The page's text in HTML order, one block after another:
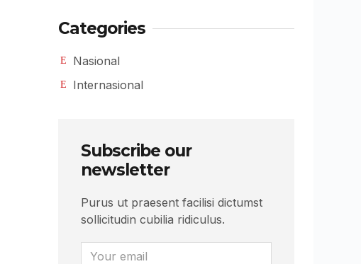
Categories
Nasional
Internasional
Subscribe our
newsletter
Purus ut praesent facilisi dictumst
sollicitudin cubilia ridiculus.